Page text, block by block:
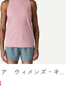
ア ウィメンズ・キ
・クール・ウルト